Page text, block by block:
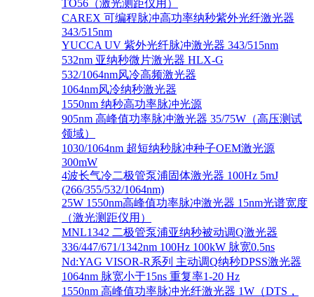
TO56（激光测距仪用）
CAREX 可编程脉冲高功率纳秒紫外光纤激光器
343/515nm
YUCCA UV 紫外光纤脉冲激光器 343/515nm
532nm 亚纳秒微片激光器 HLX-G
532/1064nm风冷高频激光器
1064nm风冷纳秒激光器
1550nm 纳秒高功率脉冲光源
905nm 高峰值功率脉冲激光器 35/75W（高压测试
领域）
1030/1064nm 超短纳秒脉冲种子OEM激光源
300mW
4波长气冷二极管泵浦固体激光器 100Hz 5mJ
(266/355/532/1064nm)
25W 1550nm高峰值功率脉冲激光器 15nm光谱宽度
（激光测距仪用）
MNL1342 二极管泵浦亚纳秒被动调Q激光器
336/447/671/1342nm 100Hz 100kW 脉宽0.5ns
Nd:YAG VISOR-R系列 主动调Q纳秒DPSS激光器
1064nm 脉宽小于15ns 重复率1-20 Hz
1550nm 高峰值功率脉冲光纤激光器 1W（DTS，